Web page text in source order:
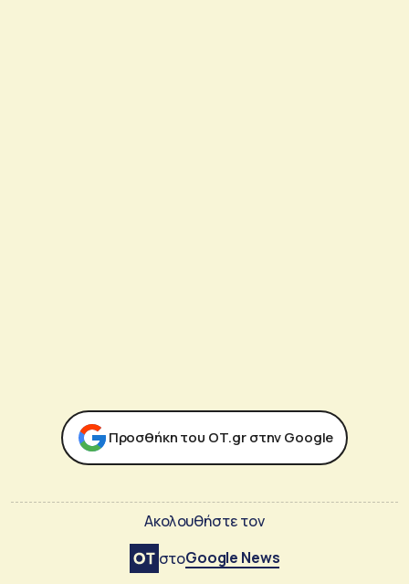
Προσθήκη του ΟΤ.gr στην Google
Ακολουθήστε τον
στοGoogle News